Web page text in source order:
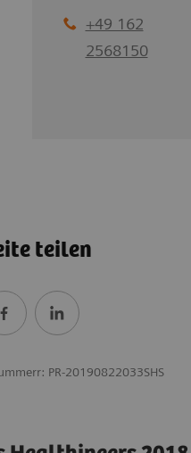
+49 162
2568150
teilen
PR-20190822033SHS